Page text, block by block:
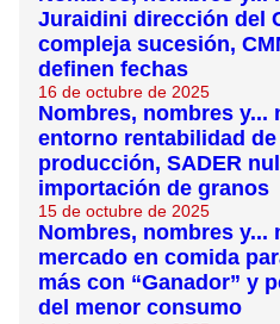
Juraidini dirección del
compleja sucesión,
definen fechas
16 de octubre de 2025
Nombres, nombres y...
entorno rentabilidad
producción, SADER
importación de granos
15 de octubre de 2025
Nombres, nombres y...
mercado en comida
más con “Ganador” y
del menor consumo